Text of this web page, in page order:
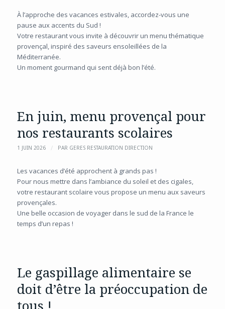
À l’approche des vacances estivales, accordez-vous une
pause aux accents du Sud !
Votre restaurant vous invite à découvrir un menu thématique
provençal, inspiré des saveurs ensoleillées de la
Méditerranée.
Un moment gourmand qui sent déjà bon l’été.
En juin, menu provençal pour
nos restaurants scolaires
1 JUIN 2026 / PAR GERES RESTAURATION DIRECTION
Les vacances d’été approchent à grands pas !
Pour nous mettre dans l’ambiance du soleil et des cigales,
votre restaurant scolaire vous propose un menu aux saveurs
provençales.
Une belle occasion de voyager dans le sud de la France le
temps d’un repas !
Le gaspillage alimentaire se
doit d’être la préoccupation de